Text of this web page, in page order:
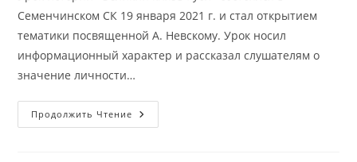
Семенчинском СК 19 января 2021 г. и стал открытием
тематики посвященной А. Невскому. Урок носил
информационный характер и рассказал слушателям о
значение личности…
Продолжить Чтение Урок
Истории